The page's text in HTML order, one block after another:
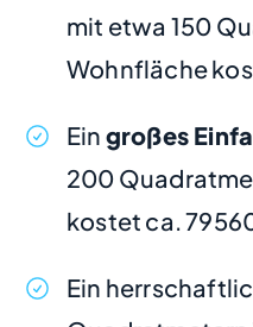
mit etwa 150
Wohnfläche
Ein großes
200
kostet ca.
Ein